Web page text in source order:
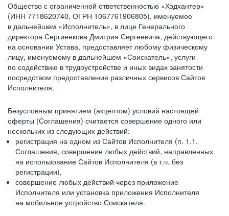
Общество с ограниченной ответственностью «Хэдхантер»
(ИНН 7718620740, ОГРН 1067761906805), именуемое
в дальнейшем «Исполнитель», в лице Генерального
директора Сергиенкова Дмитрия Сергеевича, действующего
на основании Устава, предоставляет любому физическому
лицу, именуемому в дальнейшем «Соискатель», услуги
по содействию в трудоустройстве и иных видах занятости
посредством предоставления различных сервисов Сайтов
Исполнителя.
Безусловным принятием (акцептом) условий настоящей
оферты (Соглашения) считается совершение одного или
нескольких из следующих действий:
регистрация на одном из Сайтов Исполнителя (п. 1.1.
Соглашения, совершение любых действий, направленных
на использование Сайтов Исполнителя (в т.ч. без
регистрации),
совершение любых действий через приложение
Исполнителя или установка приложения Исполнителя
на мобильное устройство Соискателя.